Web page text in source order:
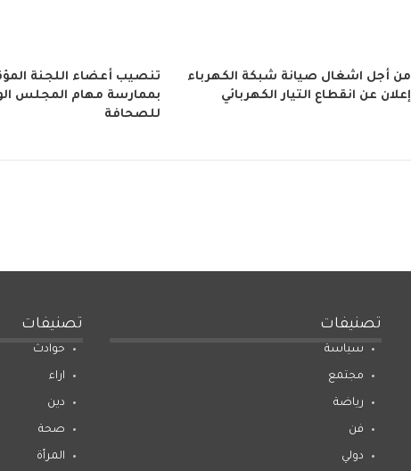
من أجل اشغال صيانة شبكة الكهرباء
إعلان عن انقطاع التيار الكهربائي
تنصيب أعضاء اللجنة
بممارسة مهام المجلس
للصحافة
تصنيفات
سياسة
مجتمع
رياضة
فن
دولي
تصنيفات
حوادث
اراء
دين
صحة
المرأة